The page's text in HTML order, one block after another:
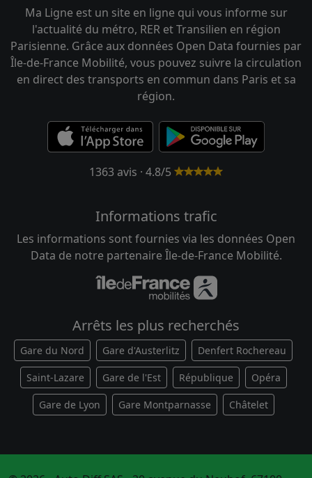
Ma Ligne est un site en ligne qui vous informe sur
l'actualité du métro, RER et Transilien en région
Parisienne. Grâce aux données Open Data fournies par
Île-de-France Mobilité, vous pouvez suivre la circulation
en direct des transports en commun dans Paris et sa
région.
1363 avis · 4.8/5
Informations trafic
Les informations sont fournies via les données Open
Data de notre partenaire Île-de-France Mobilité.
Arrêts les plus recherchés
Gare du Nord Gare d'Austerlitz Denfert Rochereau
Saint-Lazare Gare de l'Est République Opéra
Gare de Lyon Gare Montparnasse Châtelet